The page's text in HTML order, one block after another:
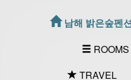
남해 밝은숲펜션
ROOMS
TRAVEL